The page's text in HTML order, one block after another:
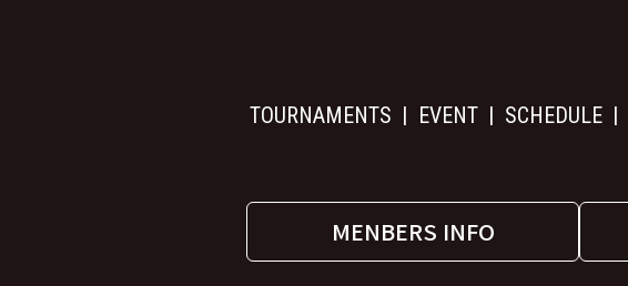
TOURNAMENTS EVENT SCHEDULE
MENBERS INFO